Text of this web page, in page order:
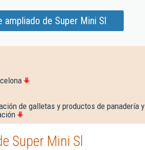
ampliado de Super Mini Sl
de galletas y productos de panadería y
Super Mini Sl